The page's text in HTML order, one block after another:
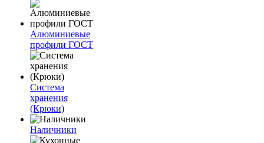
Алюминиевые
профили ГОСТ
Система
хранения
(Крюки)
Наличники